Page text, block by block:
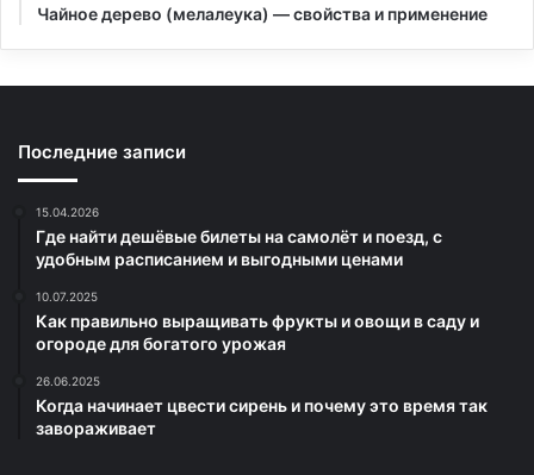
Чайное дерево (мелалеука) — свойства и применение
Последние записи
15.04.2026
Где найти дешёвые билеты на самолёт и поезд, с
удобным расписанием и выгодными ценами
10.07.2025
Как правильно выращивать фрукты и овощи в саду и
огороде для богатого урожая
26.06.2025
Когда начинает цвести сирень и почему это время так
завораживает